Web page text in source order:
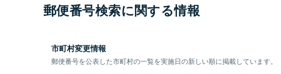
郵便番号検索に関する情報
市町村変更情報
郵便番号を公表した市町村の一覧を実施日の新しい順に掲載しています。